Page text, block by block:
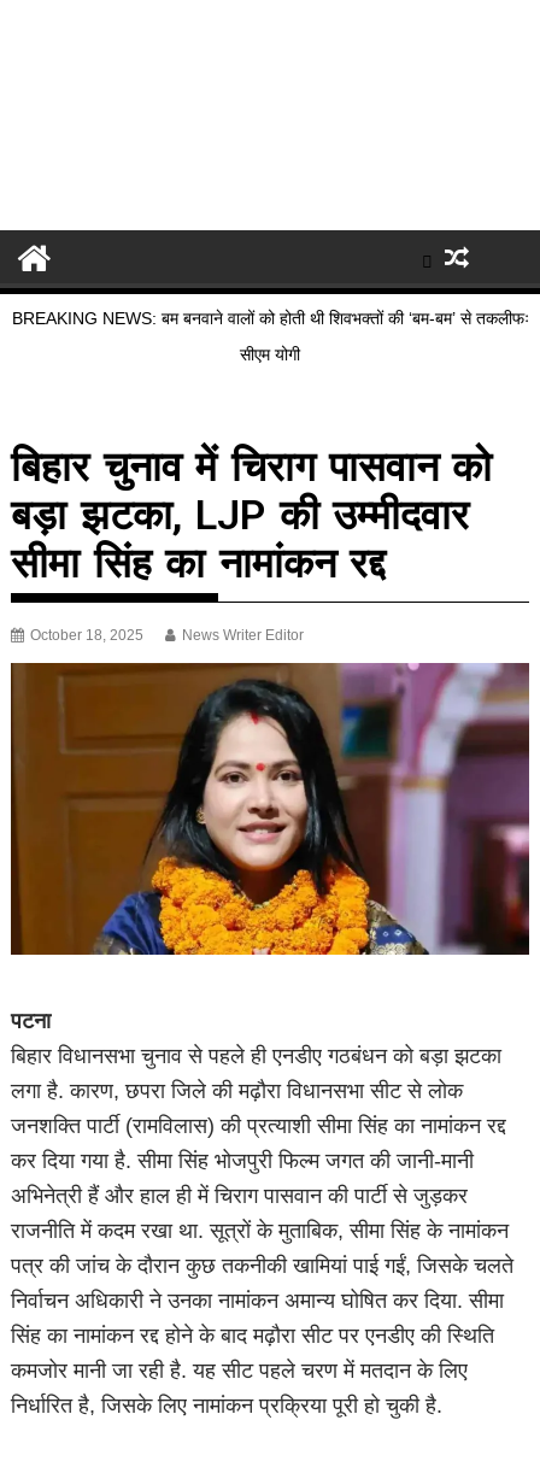
BREAKING NEWS: बम बनवाने वालों को होती थी शिवभक्तों की ‘बम-बम’ से तकलीफः
सीएम योगी
बिहार चुनाव में चिराग पासवान को
बड़ा झटका, LJP की उम्मीदवार
सीमा सिंह का नामांकन रद्द
October 18, 2025 News Writer Editor
पटना
बिहार विधानसभा चुनाव से पहले ही एनडीए गठबंधन को बड़ा झटका
लगा है. कारण, छपरा जिले की मढ़ौरा विधानसभा सीट से लोक
जनशक्ति पार्टी (रामविलास) की प्रत्याशी सीमा सिंह का नामांकन रद्द
कर दिया गया है. सीमा सिंह भोजपुरी फिल्म जगत की जानी-मानी
अभिनेत्री हैं और हाल ही में चिराग पासवान की पार्टी से जुड़कर
राजनीति में कदम रखा था. सूत्रों के मुताबिक, सीमा सिंह के नामांकन
पत्र की जांच के दौरान कुछ तकनीकी खामियां पाई गईं, जिसके चलते
निर्वाचन अधिकारी ने उनका नामांकन अमान्य घोषित कर दिया. सीमा
सिंह का नामांकन रद्द होने के बाद मढ़ौरा सीट पर एनडीए की स्थिति
कमजोर मानी जा रही है. यह सीट पहले चरण में मतदान के लिए
निर्धारित है, जिसके लिए नामांकन प्रक्रिया पूरी हो चुकी है.